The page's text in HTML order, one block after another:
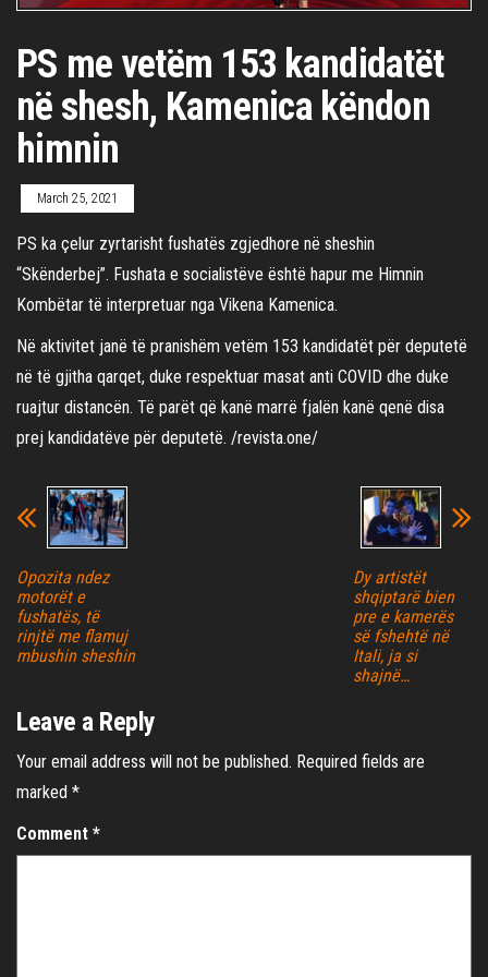
PS me vetëm 153 kandidatët
në shesh, Kamenica këndon
himnin
March 25, 2021
PS ka çelur zyrtarisht fushatës zgjedhore në sheshin
“Skënderbej”. Fushata e socialistëve është hapur me Himnin
Kombëtar të interpretuar nga Vikena Kamenica.
Në aktivitet janë të pranishëm vetëm 153 kandidatët për deputetë
në të gjitha qarqet, duke respektuar masat anti COVID dhe duke
ruajtur distancën. Të parët që kanë marrë fjalën kanë qenë disa
prej kandidatëve për deputetë. /revista.one/
Opozita ndez
motorët e
fushatës, të
rinjtë me flamuj
mbushin sheshin
Dy artistët
shqiptarë bien
pre e kamerës
së fshehtë në
Itali, ja si
shajnë…
Leave a Reply
Your email address will not be published. Required fields are
marked *
Comment *